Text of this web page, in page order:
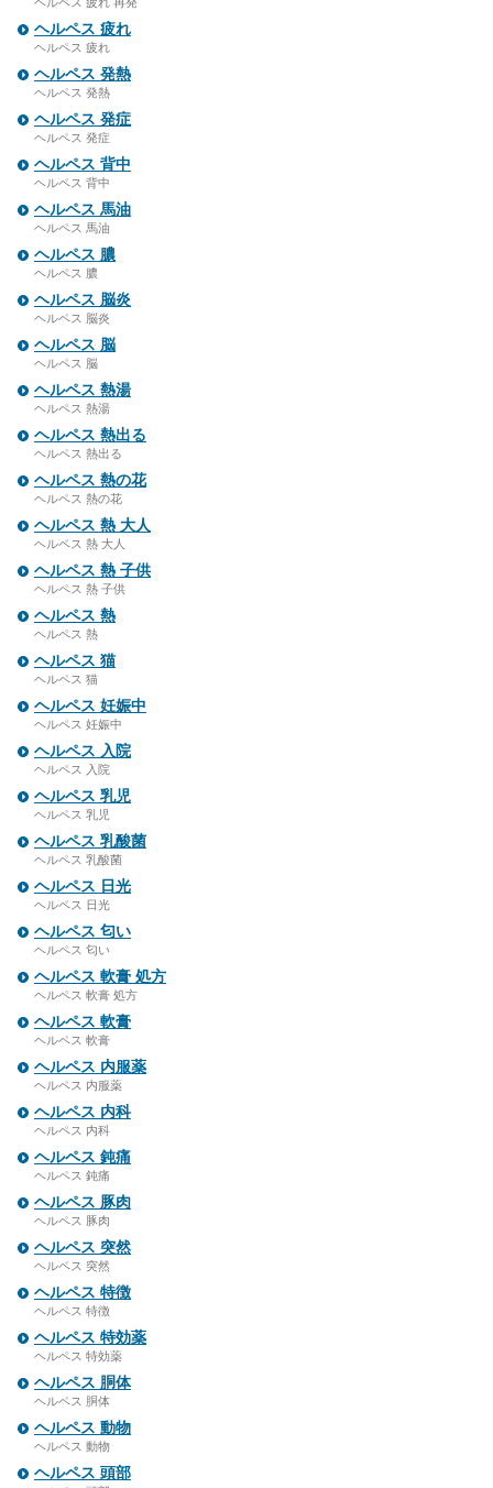
ヘルペス 疲れ
ヘルペス 疲れ
ヘルペス 発熱
ヘルペス 発熱
ヘルペス 発症
ヘルペス 発症
ヘルペス 背中
ヘルペス 背中
ヘルペス 馬油
ヘルペス 馬油
ヘルペス 膿
ヘルペス 膿
ヘルペス 脳炎
ヘルペス 脳炎
ヘルペス 脳
ヘルペス 脳
ヘルペス 熱湯
ヘルペス 熱湯
ヘルペス 熱出る
ヘルペス 熱出る
ヘルペス 熱の花
ヘルペス 熱の花
ヘルペス 熱 大人
ヘルペス 熱 大人
ヘルペス 熱 子供
ヘルペス 熱 子供
ヘルペス 熱
ヘルペス 熱
ヘルペス 猫
ヘルペス 猫
ヘルペス 妊娠中
ヘルペス 妊娠中
ヘルペス 入院
ヘルペス 入院
ヘルペス 乳児
ヘルペス 乳児
ヘルペス 乳酸菌
ヘルペス 乳酸菌
ヘルペス 日光
ヘルペス 日光
ヘルペス 匂い
ヘルペス 匂い
ヘルペス 軟膏 処方
ヘルペス 軟膏 処方
ヘルペス 軟膏
ヘルペス 軟膏
ヘルペス 内服薬
ヘルペス 内服薬
ヘルペス 内科
ヘルペス 内科
ヘルペス 鈍痛
ヘルペス 鈍痛
ヘルペス 豚肉
ヘルペス 豚肉
ヘルペス 突然
ヘルペス 突然
ヘルペス 特徴
ヘルペス 特徴
ヘルペス 特効薬
ヘルペス 特効薬
ヘルペス 胴体
ヘルペス 胴体
ヘルペス 動物
ヘルペス 動物
ヘルペス 頭部